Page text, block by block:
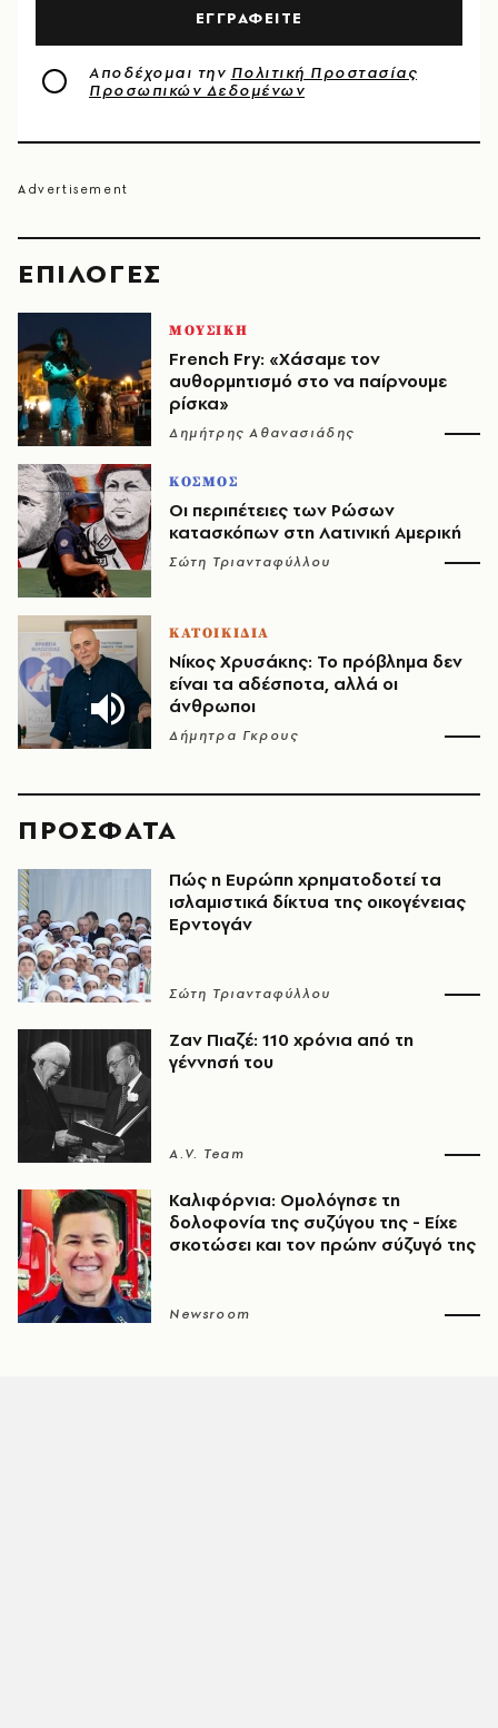
EΠΙΛΟΓΈΣ
ΜΟΥΣΙΚΗ
French Fry: «Χάσαμε τον
αυθορμητισμό στο να παίρνουμε
ρίσκα»
Δημήτρης Αθανασιάδης
ΚΟΣΜΟΣ
Οι περιπέτειες των Ρώσων
κατασκόπων στη Λατινική Αμερική
Σώτη Τριανταφύλλου
ΚΑΤΟΙΚΙΔΙΑ
Νίκος Χρυσάκης: Το πρόβλημα δεν
είναι τα αδέσποτα, αλλά οι
άνθρωποι
Δήμητρα Γκρους
ΕΓΓΡΑΦΕΙΤΕ
Αποδέχομαι την Πολιτική Προστασίας
Προσωπικών Δεδομένων
ΠΡΟΣΦΑΤΑ
Πώς η Ευρώπη χρηματοδοτεί τα
ισλαμιστικά δίκτυα της οικογένειας
Ερντογάν
Σώτη Τριανταφύλλου
Ζαν Πιαζέ: 110 χρόνια από τη
γέννησή του
A.V. Team
Καλιφόρνια: Ομολόγησε τη
δολοφονία της συζύγου της - Είχε
σκοτώσει και τον πρώην σύζυγό της
Newsroom